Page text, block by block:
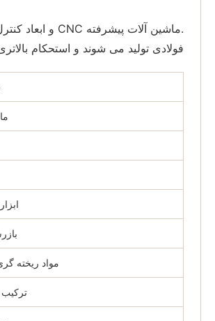
فولادی تولید می شوند و استحکام
مواد ریخته
ترکیب